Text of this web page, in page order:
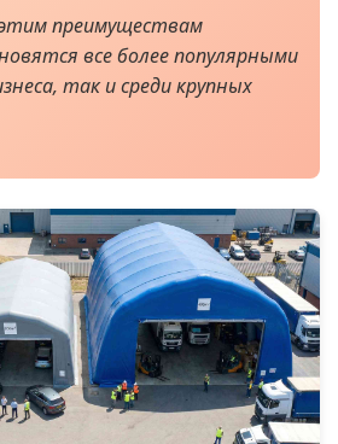
преимуществам
все более популярными
так и среди крупных